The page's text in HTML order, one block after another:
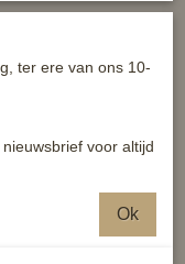
aan u om hem
op restitutie.
u volledig terug bij
verstaan wij
geleverde staat.
verrekenen wij E15,-
de machine (en/of
ter ere van ons 10-
voor altijd
Ok